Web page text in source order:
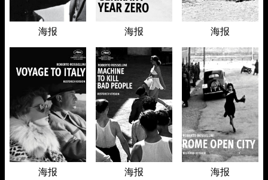
海报 海报 海报
海报 海报 海报